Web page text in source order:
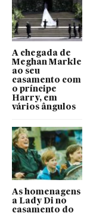
A chegada de
Meghan Markle
ao seu
casamento com
o príncipe
Harry, em
vários ângulos
As homenagens
a Lady Di no
casamento do